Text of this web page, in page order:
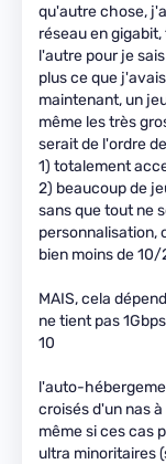
qu'autre chose,
réseau en
l'autre pour je
plus ce que
maintenant, un
même les très
serait de l'ordre
1) totalement
2) beaucoup de
sans que tout ne
personnalisation,
bien moins de
MAIS, cela
ne tient pas
10
l'auto-
croisés d'un nas
même si ces cas
ultra minoritaires